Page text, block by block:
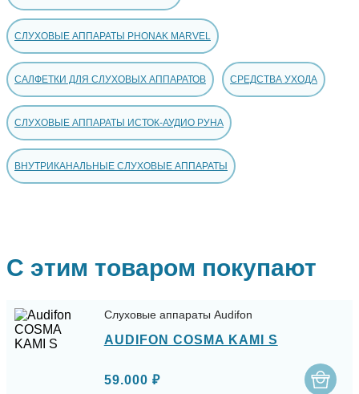
СЛУХОВЫЕ АППАРАТЫ PHONAK MARVEL
САЛФЕТКИ ДЛЯ СЛУХОВЫХ АППАРАТОВ СРЕДСТВА УХОДА
СЛУХОВЫЕ АППАРАТЫ ИСТОК-АУДИО РУНА
ВНУТРИКАНАЛЬНЫЕ СЛУХОВЫЕ АППАРАТЫ
С этим товаром покупают
Слуховые аппараты Audifon
AUDIFON COSMA KAMI S
59.000 ₽